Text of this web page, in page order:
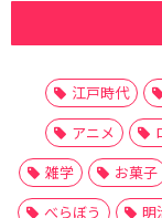
江戸時代
アニメ
雑学
お菓子
べらぼう
明